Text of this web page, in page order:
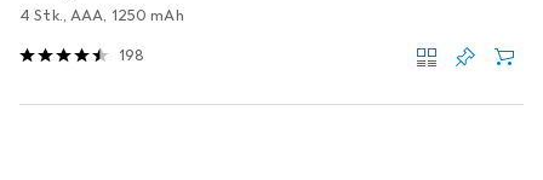
4 Stk., AAA, 1250 mAh
198